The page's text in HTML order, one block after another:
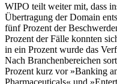
WIPO teilt weiter mit, dass
Übertragung der Domain
fünf Prozent der
Prozent der Fälle konnten
in ein Prozent wurde das
Nach Branchenbereichen
Prozent kurz vor »Banking
Pharmaceuticals« und